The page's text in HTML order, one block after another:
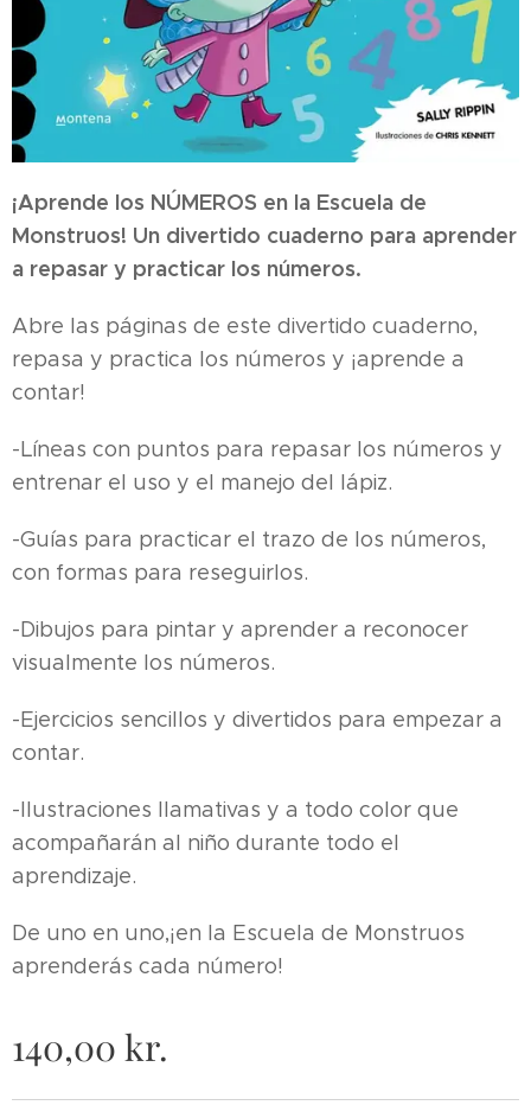
¡Aprende los NÚMEROS en la Escuela de
Monstruos! Un divertido cuaderno para aprender
a repasar y practicar los números.
Abre las páginas de este divertido cuaderno,
repasa y practica los números y ¡aprende a
contar!
-Líneas con puntos para repasar los números y
entrenar el uso y el manejo del lápiz.
-Guías para practicar el trazo de los números,
con formas para reseguirlos.
-Dibujos para pintar y aprender a reconocer
visualmente los números.
-Ejercicios sencillos y divertidos para empezar a
contar.
-Ilustraciones llamativas y a todo color que
acompañarán al niño durante todo el
aprendizaje.
De uno en uno,¡en la Escuela de Monstruos
aprenderás cada número!
140,00 kr.